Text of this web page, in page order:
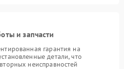
и запчасти
гарантия на
детали, что
неисправностей